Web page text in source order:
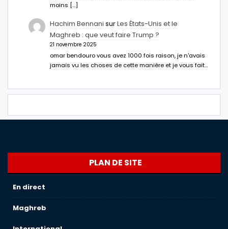
moins […]
Hachim Bennani surLes États-Unis et le
Maghreb : que veut faire Trump ?
21 novembre 2025
omar bendouro vous avez 1000 fois raison, je n'avais
jamais vu les choses de cette manière et je vous fait…
PLAN DE SITE
En direct
Maghreb